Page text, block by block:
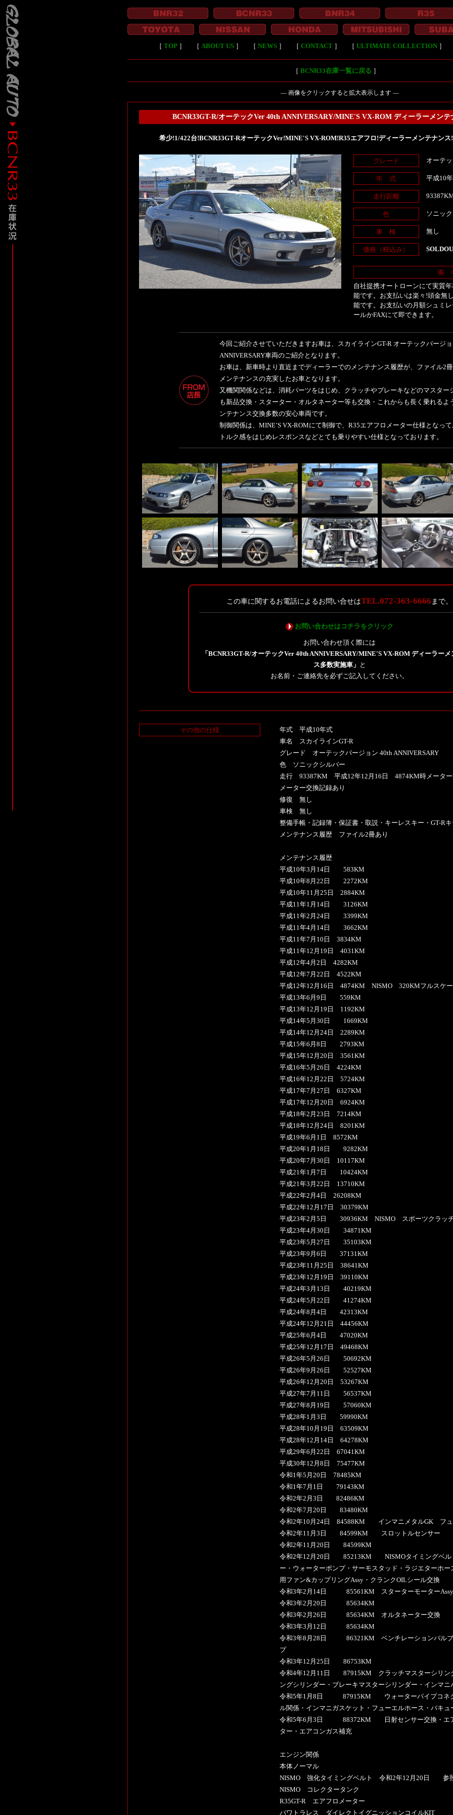
［ TOP］ ［ ABOUT US］ ［ NEWS］ ［ CONTACT］ ［ ULTIMATE COLLECTION］
［ BCNR33在庫一覧に戻る ］
― 画像をクリックすると拡大表示します ―
BCNR33GT-R/オーテックVer 40th ANNIVERSARY/MINE'S VX-ROM ディーラーメンテ
希少!1/422台!BCNR33GT-RオーテックVer!MINE'S VX-ROM!R35エアフロ!ディーラーメンテナン
グレード オーテ
年 式 平成10
走行距離
色 ソニッ
車 検 無し
価格（税込み）
備
自社提携オートローンにて実質
能です。お支払いは楽々!頭金無
能です。お支払いの月額シュミ
ールかFAXにて即できます。
今回ご紹介させていただきますお車は、スカイラインGT-R オーテックバージ
ANNIVERSARY車両のご紹介となります。
お車は、新車時より直近までディーラーでのメンテナンス履歴が、ファイル2
メンテナンスの充実したお車となります。
又機関関係などは、消耗パーツをはじめ、クラッチやブレーキなどのマスター
も新品交換・スターター・オルタネーター等も交換・これからも長く乗れるよ
ンテナンス交換多数の安心車両です。
制御関係は、MINE’S VX-ROMにて制御で、R35エアフロメーター仕様となっ
トルク感をはじめレスポンスなどとても乗りやすい仕様となっております。
この車に関するお電話によるお問い合せはTEL.072-363-6666 まで。
お問い合わせはコチラをクリック
お問い合わせ頂く際には
「BCNR33GT-R/オーテックVer 40th ANNIVERSARY/MINE'S VX-ROM ディーラー
ス多数実施車」 と
お名前・ご連絡先を必ずご記入してください。
その他の仕様
年式 平成10年式
車名 スカイラインGT-R
グレード オーテックバージョン 40th ANNIVERSARY
色 ソニックシルバー
走行 93387KM 平成12年12月16日 4874KM時メータ
メーター交換記録あり
修復 無し
車検 無し
整備手帳・記録簿・保証書・取説・キーレスキー・GT-R
メンテナンス履歴 ファイル2冊あり
メンテナンス履歴
平成10年3月14日 583KM
平成10年8月22日 2272KM
平成10年11月25日 2884KM
平成11年1月14日 3126KM
平成11年2月24日 3399KM
平成11年4月14日 3662KM
平成11年7月10日 3834KM
平成11年12月19日 4031KM
平成12年4月2日 4282KM
平成12年7月22日 4522KM
平成12年12月16日 4874KM NISMO 320KMフルスケー
平成13年6月9日 559KM
平成13年12月19日 1192KM
平成14年5月30日 1669KM
平成14年12月24日 2289KM
平成15年6月8日 2793KM
平成15年12月20日 3561KM
平成16年5月26日 4224KM
平成16年12月22日 5724KM
平成17年7月27日 6327KM
平成17年12月20日 6924KM
平成18年2月23日 7214KM
平成18年12月24日 8201KM
平成19年6月1日 8572KM
平成20年1月18日 9282KM
平成20年7月30日 10117KM
平成21年1月7日 10424KM
平成21年3月22日 13710KM
平成22年2月4日 26208KM
平成22年12月17日 30379KM
平成23年2月5日 30936KM NISMO スポーツクラッ
平成23年4月30日 34871KM
平成23年5月27日 35103KM
平成23年9月6日 37131KM
平成23年11月25日 38641KM
平成23年12月19日 39110KM
平成24年3月13日 40219KM
平成24年5月22日 41274KM
平成24年8月4日 42313KM
平成24年12月21日 44456KM
平成25年6月4日 47020KM
平成25年12月17日 49468KM
平成26年5月26日 50692KM
平成26年9月26日 52527KM
平成26年12月20日 53267KM
平成27年7月11日 56537KM
平成27年8月19日 57060KM
平成28年1月3日 59990KM
平成28年10月19日 63509KM
平成28年12月14日 64278KM
平成29年6月22日 67041KM
平成30年12月8日 75477KM
令和1年5月20日 78485KM
令和1年7月1日 79143KM
令和2年2月3日 82486KM
令和2年7月20日 83480KM
令和2年10月24日 84588KM インマニメタルGK フュ
令和2年11月3日 84599KM スロットルセンサー
令和2年11月20日 84599KM
令和2年12月20日 85213KM NISMOタイミングベル
ー・ウォーターポンプ・サーモスタッド・ラジエターホ
用ファン&カップリングAssy・クランクOILシール交換
令和3年2月14日 85561KM スターターモーターAssy
令和3年2月20日 85634KM
令和3年2月26日 85634KM オルタネーター交換
令和3年3月12日 85634KM
令和3年8月28日 86321KM ベンチレーションバルブ
プ
令和3年12月25日 86753KM
令和4年12月11日 87915KM クラッチマスターシリン
ングシリンダー・ブレーキマスターシリンダー・インマ
令和5年1月8日 87915KM ウォーターパイプコネク
ル関係・インマニガスケット・フューエルホース・バキ
令和5年6月3日 88372KM 日射センサー交換・エア
ター・エアコンガス補充
エンジン関係
本体ノーマル
NISMO 強化タイミングベルト 令和2年12月20日 参
NISMO コレクタータンク
R35GT-R エアフロメーター
パワトラレス ダイレクトイグニッションコイルKIT